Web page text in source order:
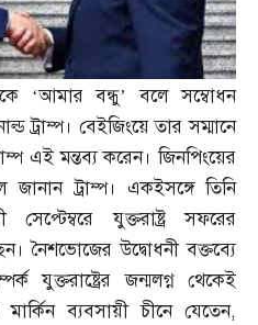
‘আমার বন্ধু’ বলে সম্বোধন
ট্রাম্প। বেইজিংয়ে তার সম্মানে
এই মন্তব্য করেন। জিনপিংয়ের
ট্রাম্প। একইসঙ্গে তিনি
সেপ্টেম্বরে যুক্তরাষ্ট্র সফরের
নৈশভোজের উদ্বোধনী বক্তব্যে
যুক্তরাষ্ট্রের জন্মলগ্ন থেকেই
ব্যবসায়ী চীনে যেতেন,